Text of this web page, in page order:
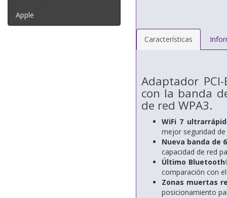
Apple
Características
Adaptador
con la banda
de red WPA3.
WiFi 7
mejor seguridad de
Nueva banda de
capacidad de red
Último
comparación con
Zonas muertas
posicionamiento